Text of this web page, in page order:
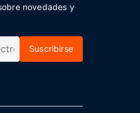
novedades y
Suscribirse